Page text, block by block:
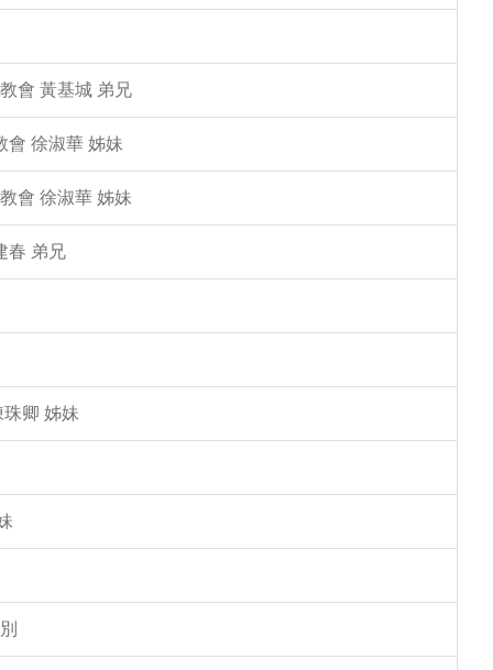
會 黃基城 弟兄
會 徐淑華 姊妹
會 徐淑華 姊妹
春 弟兄
卿 姊妹